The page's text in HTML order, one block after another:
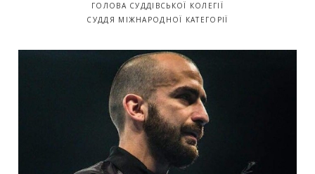
ГОЛОВА СУДДІВСЬКОЇ КОЛЕГІЇ
СУДДЯ МІЖНАРОДНОЇ КАТЕГОРІЇ